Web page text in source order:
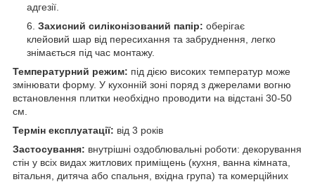
адгезії.
Захисний силіконізований папір: оберігає
клейовий шар від пересихання та забруднення, легко
знімається під час монтажу.
Температурний режим: під дією високих температур може
змінювати форму. У кухонній зоні поряд з джерелами вогню
встановлення плитки необхідно проводити на відстані 30-50
см.
Термін експлуатації: від 3 років
Застосування: внутрішні оздоблювальні роботи: декорування
стін у всіх видах житлових приміщень (кухня, ванна кімната,
вітальня, дитяча або спальня, вхідна група) та комерційних